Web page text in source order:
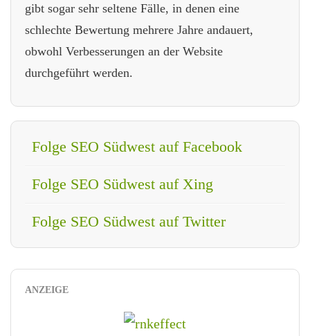
gibt sogar sehr seltene Fälle, in denen eine
schlechte Bewertung mehrere Jahre andauert,
obwohl Verbesserungen an der Website
durchgeführt werden.
Folge SEO Südwest auf Facebook
Folge SEO Südwest auf Xing
Folge SEO Südwest auf Twitter
ANZEIGE